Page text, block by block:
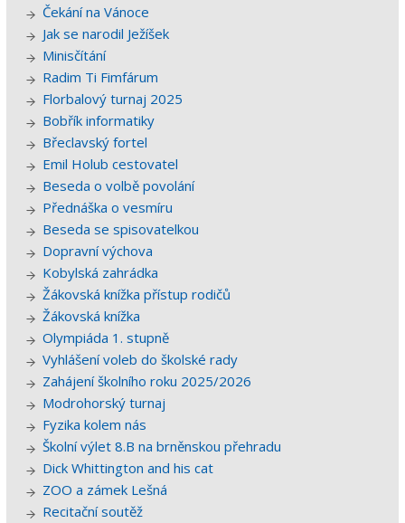
Čekání na Vánoce
Jak se narodil Ježíšek
Minisčítání
Radim Ti Fimfárum
Florbalový turnaj 2025
Bobřík informatiky
Břeclavský fortel
Emil Holub cestovatel
Beseda o volbě povolání
Přednáška o vesmíru
Beseda se spisovatelkou
Dopravní výchova
Kobylská zahrádka
Žákovská knížka přístup rodičů
Žákovská knížka
Olympiáda 1. stupně
Vyhlášení voleb do školské rady
Zahájení školního roku 2025/2026
Modrohorský turnaj
Fyzika kolem nás
Školní výlet 8.B na brněnskou přehradu
Dick Whittington and his cat
ZOO a zámek Lešná
Recitační soutěž